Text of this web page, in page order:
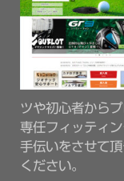
ツや初心者から
専任フィッティ
手伝いをさせて
ください。